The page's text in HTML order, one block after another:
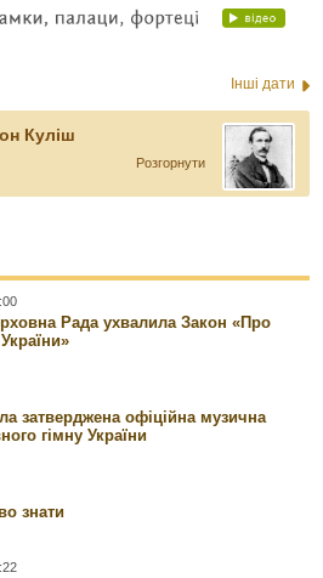
Інші дати
Куліш
Розгорнути
Рада ухвалила Закон «Про
затверджена офіційна музична
гімну України
знати